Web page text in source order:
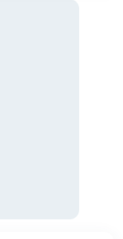
kurva jumlah